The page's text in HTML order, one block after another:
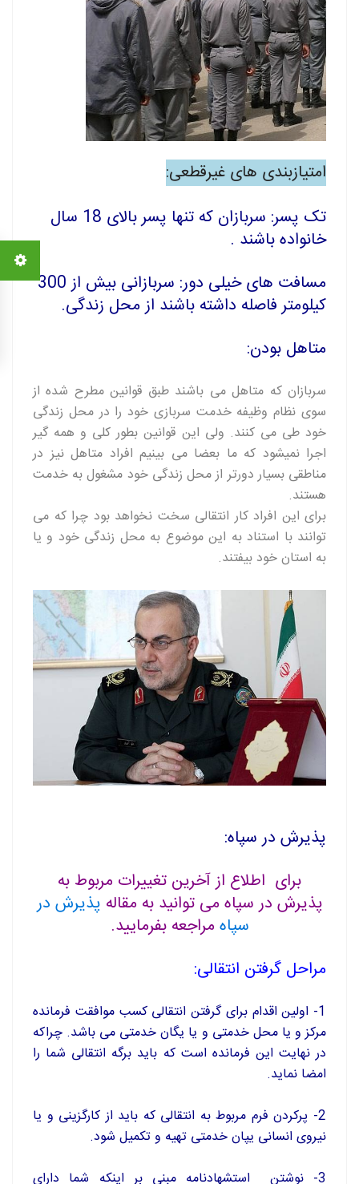
امتیازبندی های غیرقطعی:
تک پسر: سربازان که تنها پسر بالای 18 سال
خانواده باشند .
مسافت های خیلی دور: سربازانی بیش از 300
کیلومتر فاصله داشته باشند از محل زندگی.
متاهل بودن:
سربازان که متاهل می باشند طبق قوانین مطرح شده از
سوی نظام وظیفه خدمت سربازی خود را در محل زندگی
خود طی می کنند. ولی این قوانین بطور کلی و همه گیر
اجرا نمیشود که ما بعضا می بینیم افراد متاهل نیز در
مناطقی بسیار دورتر از محل زندگی خود مشغول به خدمت
هستند.
برای این افراد کار انتقالی سخت نخواهد بود چرا که می
توانند با استناد به این موضوع به محل زندگی خود و یا
به استان خود بیفتند.
پذیرش در سپاه:
برای اطلاع از آخرین تغییرات مربوط به
پذیرش در سپاه می توانید به مقاله پذیرش در
سپاه مراجعه بفرمایید.
مراحل گرفتن انتقالی:
1- اولین اقدام برای گرفتن انتقالی کسب موافقت فرمانده
مرکز و یا محل خدمتی و یا یگان خدمتی می باشد. چراکه
در نهایت این فرمانده است که باید برگه انتقالی شما را
امضا نماید.
2- پرکردن فرم مربوط به انتقالی که باید از کارگزینی و یا
نیروی انسانی یپان خدمتی تهیه و تکمیل شود.
3- نوشتن استشهادنامه مبنی بر اینکه شما دارای